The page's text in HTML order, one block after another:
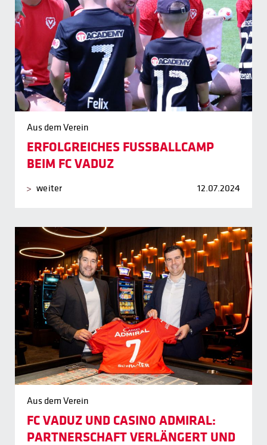
Aus dem Verein
ERFOLGREICHES FUSSBALLCAMP
BEIM FC VADUZ
weiter 12.07.2024
Aus dem Verein
FC VADUZ UND CASINO ADMIRAL:
PARTNERSCHAFT VERLÄNGERT UND